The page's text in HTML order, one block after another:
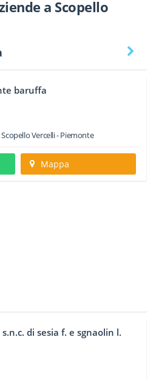
a Scopello
baruffa
ScopelloVercelli -Piemonte
Mappa
s.n.c. di sesia f. e sgnaolin l.